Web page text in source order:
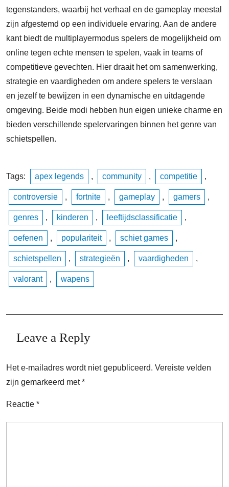
tegenstanders, waarbij het verhaal en de gameplay meestal
zijn afgestemd op een individuele ervaring. Aan de andere
kant biedt de multiplayermodus spelers de mogelijkheid om
online tegen echte mensen te spelen, vaak in teams of
competitieve gevechten. Hier draait het om samenwerking,
strategie en vaardigheden om andere spelers te verslaan
en jezelf te bewijzen in een dynamische en uitdagende
omgeving. Beide modi hebben hun eigen unieke charme en
bieden verschillende spelervaringen binnen het genre van
schietspellen.
Tags: apex legends , community , competitie ,
controversie , fortnite , gameplay , gamers ,
genres , kinderen , leeftijdsclassificatie ,
oefenen , populariteit , schiet games ,
schietspellen , strategieën , vaardigheden ,
valorant , wapens
Leave a Reply
Het e-mailadres wordt niet gepubliceerd. Vereiste velden
zijn gemarkeerd met*
Reactie *